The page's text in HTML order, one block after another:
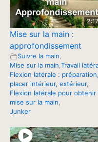
2:17
Mise sur la main :
approfondissement
Suivre la main
Mise sur la main Travail
Flexion latérale : préparation,
placer intérieur, extérieur,
Flexion latérale pour obtenir
mise sur la main
Junker